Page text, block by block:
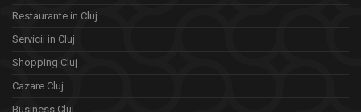
Restaurante in Cluj
Servicii in Cluj
Shopping Cluj
Cazare Cluj
Business Cluj